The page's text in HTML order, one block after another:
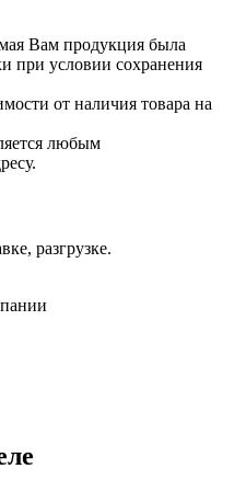
Вам продукция была
при условии сохранения
от наличия товара на
любым
разгрузке.